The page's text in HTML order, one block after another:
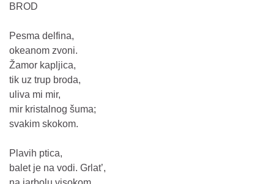
BROD
Pesma delfina,
okeanom zvoni.
Žamor kapljica,
tik uz trup broda,
uliva mi mir,
mir kristalnog šuma;
svakim skokom.
Plavih ptica,
balet je na vodi. Grlat’,